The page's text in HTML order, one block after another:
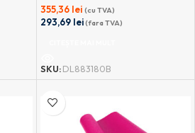
355,36 lei (cu TVA)
293,69 lei(fara TVA)
SKU:DL883180B